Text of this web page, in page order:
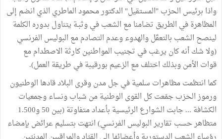
واذا برئيس الحزب "المستقيل" الدكتور محمود الماطري الذي انضم إلى
المظاهرة في الطريق تضامنا مع الشعب في وثبـة يتناول بدوره الكلمة
لينصح الشعب بالتعقّل والهدوء وعدم التصادم مع البوليس الفرنسي
(ولا شك أنه كان يرغب في تجنيب المواطنين كارثة الاصطدام مع
قوات الأمن وبذلك اختلف مع الزعيم بورقيبة في طريقة العمل).
كما انتظمت مظاهرات سلمية في جل مدن وقرى البلاد قادها الوطنيون
ورموز الحزب جمّعت كل القوى الوطنية من شباب ونساء وجمعيات
الكشافة ... جابت الشوارع الرئيسية بأعداد متفاوتة (بين 50 و1.500
متظاهر حسب تقارير البوليس الفرنسي) انتهت بتسليم عرائض بإمضاء